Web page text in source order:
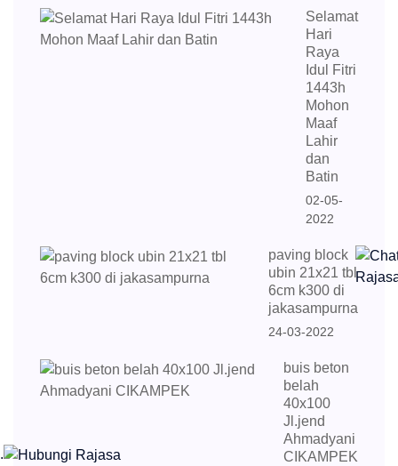
Selamat
Hari
Raya
Idul Fitri
1443h
Mohon
Maaf
Lahir
dan
Batin
02-05-
2022
paving block
ubin 21x21 tbl
6cm k300 di
jakasampurna
24-03-2022
buis beton
belah
40x100
Jl.jend
Ahmadyani
CIKAMPEK
.